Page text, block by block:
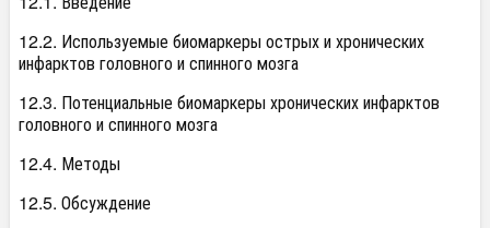
12.2. Используемые биомаркеры острых и хронических
инфарктов головного и спинного мозга
12.3. Потенциальные биомаркеры хронических инфарктов
головного и спинного мозга
12.4. Методы
12.5. Обсуждение